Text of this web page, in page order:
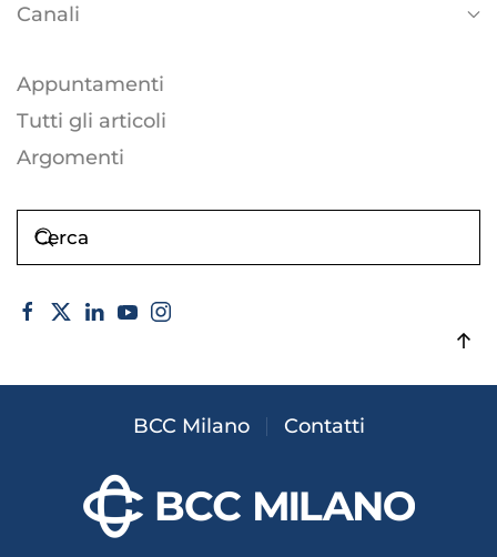
Canali
Appuntamenti
Tutti gli articoli
Argomenti
BCC Milano Contatti